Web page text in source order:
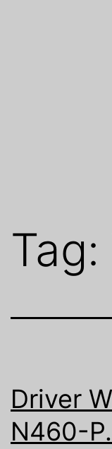
Tag:
Driver
N460-